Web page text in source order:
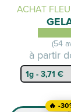
ACHAT
(54
à partir
🔥 -